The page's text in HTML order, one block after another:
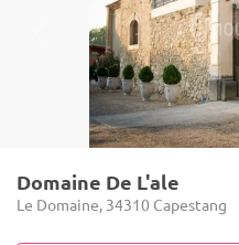
Domaine De L'ale
Le Domaine, 34310 Capestang